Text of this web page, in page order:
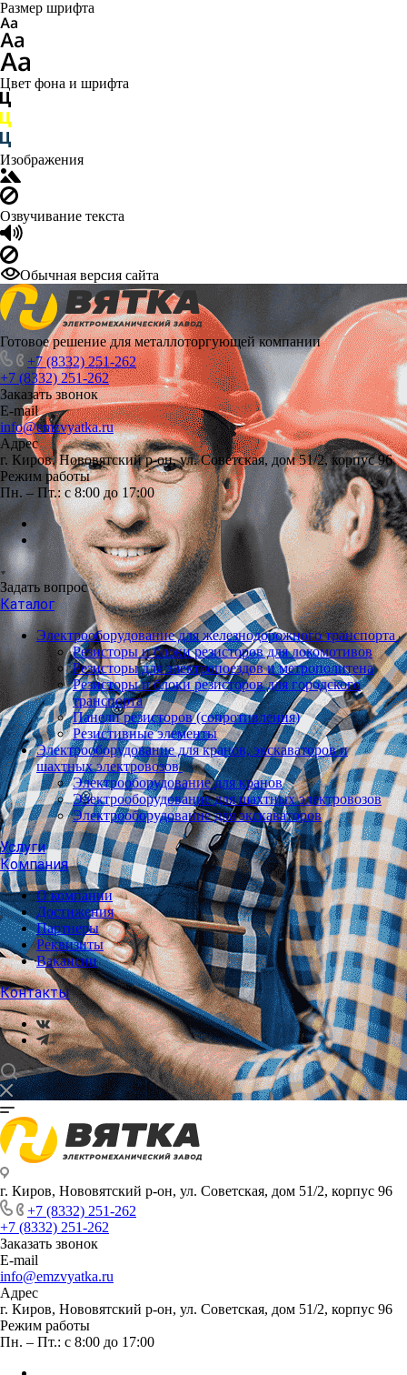
Размер шрифта
Цвет фона и шрифта
Изображения
Озвучивание текста
Обычная версия сайта
Готовое решение для металлоторгующей компании
+7 (8332) 251-262
+7 (8332) 251-262
Заказать звонок
E-mail
info@emzvyatka.ru
Адрес
г. Киров, Нововятский р-он, ул. Советская, дом 51/2, корпус 96
Режим работы
Пн. – Пт.: с 8:00 до 17:00
Задать вопрос
Каталог
Электрооборудование для железнодорожного транспорта
Резисторы и блоки резисторов для локомотивов
Резисторы для электропоездов и метрополитена
Резисторы и блоки резисторов для городского
транспорта
Панели резисторов (сопротивления)
Резистивные элементы
Электрооборудование для кранов, экскаваторов и
шахтных электровозов
Электрооборудование для кранов
Электрооборудование для шахтных электровозов
Электрооборудование для экскаваторов
Услуги
Компания
О компании
Достижения
Партнеры
Реквизиты
Вакансии
Контакты
г. Киров, Нововятский р-он, ул. Советская, дом 51/2, корпус 96
+7 (8332) 251-262
+7 (8332) 251-262
Заказать звонок
E-mail
info@emzvyatka.ru
Адрес
г. Киров, Нововятский р-он, ул. Советская, дом 51/2, корпус 96
Режим работы
Пн. – Пт.: с 8:00 до 17:00